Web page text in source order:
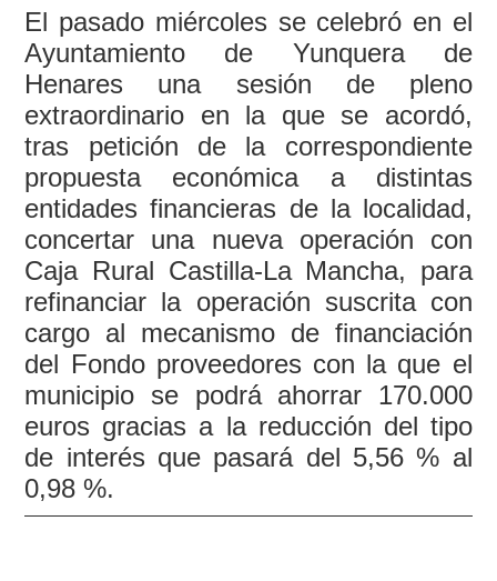
El pasado miércoles se celebró en el
Ayuntamiento de Yunquera de
Henares una sesión de pleno
extraordinario en la que se acordó,
tras petición de la correspondiente
propuesta económica a distintas
entidades financieras de la localidad,
concertar una nueva operación con
Caja Rural Castilla-La Mancha, para
refinanciar la operación suscrita con
cargo al mecanismo de financiación
del Fondo proveedores con la que el
municipio se podrá ahorrar 170.000
euros gracias a la reducción del tipo
de interés que pasará del 5,56 % al
0,98 %.